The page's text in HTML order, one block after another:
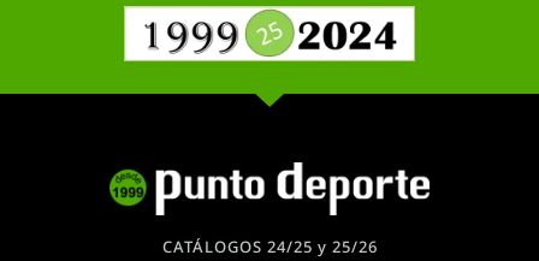
CATÁLOGOS 24/25 y 25/26